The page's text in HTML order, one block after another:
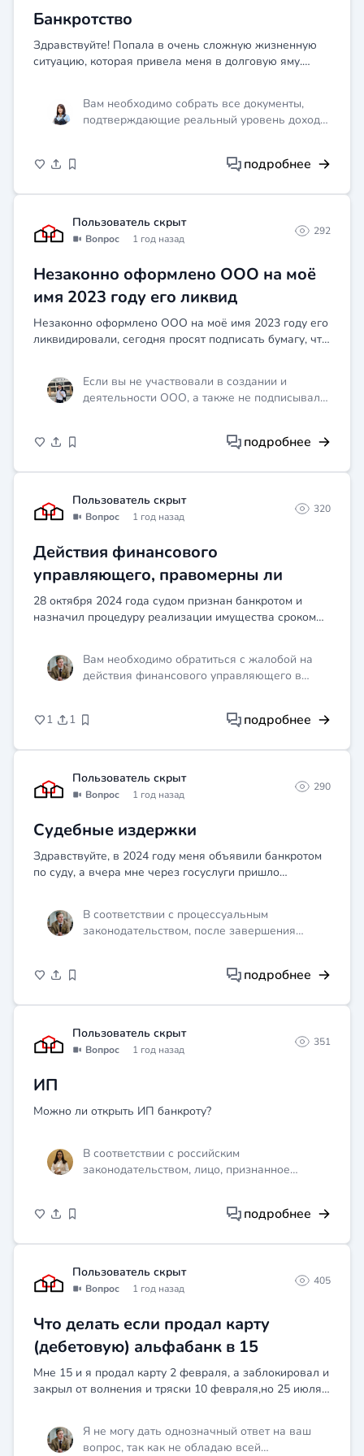
Банкротство
Здравствуйте! Попала в очень сложную жизненную
ситуацию, которая привела меня в долговую яму.
Вам необходимо собрать все документы,
подтверждающие реальный уровень дохода.
искусственно. Это поможет избежать
юристу.
подробнее
Пользователь скрыт
Вопрос 1 год назад
292
Незаконно оформлено ООО на моё
имя 2023 году его ликвид
Незаконно оформлено ООО на моё имя 2023 году его
ликвидировали, сегодня просят подписать бумагу, что
Если вы не участвовали в создании и
деятельности ООО, а также не подписывали
органы с заявлением о проведении
Не подписывайте никакие документы,
предварительно не изучив их и не
проконсультировавшись с юристом.
подробнее
Пользователь скрыт
Вопрос 1 год назад
320
Действия финансового
управляющего, правомерны ли
28 октября 2024 года судом признан банкротом и
назначил процедуру реализации имущества сроком
банкротство п...Вам необходимо обратиться с жалобой на
действия финансового управляющего в
арбитражный суд, рассматривающий дело о
1 1 подробнее
Пользователь скрыт
Вопрос 1 год назад
290
Судебные издержки
Здравствуйте, в 2024 году меня объявили банкротом
по суду, а вчера мне через госуслуги пришло
В соответствии с процессуальным
законодательством, после завершения
погашенными. Однако это не касается
банкротства. Рекомендую обратиться к
юристу для получения более точной
информации и оценки вашей ситуации.
подробнее
Пользователь скрыт
Вопрос 1 год назад
351
ИП
Можно ли открыть ИП банкроту?
В соответствии с российским
законодательством, лицо, признанное
открыть ИП после банкротства можно, но
точной информации стоит обратиться за
консультацией к юристу или изучить статьи
213.28 и 20 Федерального закона «О
подробнее
Пользователь скрыт
Вопрос 1 год назад
405
Что делать если продал карту
(дебетовую) альфабанк в 15
Мне 15 и я продал карту 2 февраля, а заблокировал и
закрыл от волнения и тряски 10 февраля,но 25 июля
узнал...
Я не могу дать однозначный ответ на ваш
вопрос, так как не обладаю всей